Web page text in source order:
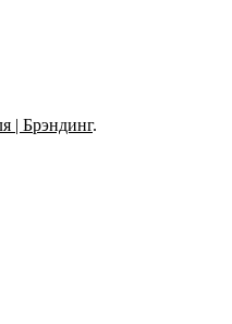
| Брэндинг.